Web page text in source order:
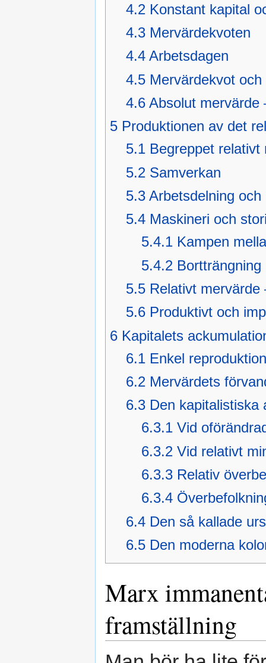
4.2 Konstant kapital
4.3 Mervärdekvoten
4.4 Arbetsdagen
4.5 Mervärdekvot
4.6 Absolut mervärde
5 Produktionen av det
5.1 Begreppet relativt
5.2 Samverkan
5.3 Arbetsdelning
5.4 Maskineri och
5.4.1 Kampen
5.4.2
5.5 Relativt mervärde
5.6 Produktivt och
6 Kapitalets
6.1 Enkel reproduktion
6.2 Mervärdets
6.3 Den kapitalistiska
6.3.1 Vid
6.3.2 Vid relativt
6.3.3 Relativ
6.3.4
6.4 Den så kallade
6.5 Den moderna
Marx
framställning